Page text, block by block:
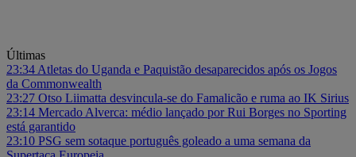
Últimas
23:34 Atletas do Uganda e Paquistão desaparecidos após os Jogos
da Commonwealth
23:27 Otso Liimatta desvincula-se do Famalicão e ruma ao IK Sirius
23:14 Mercado Alverca: médio lançado por Rui Borges no Sporting
está garantido
23:10 PSG sem sotaque português goleado a uma semana da